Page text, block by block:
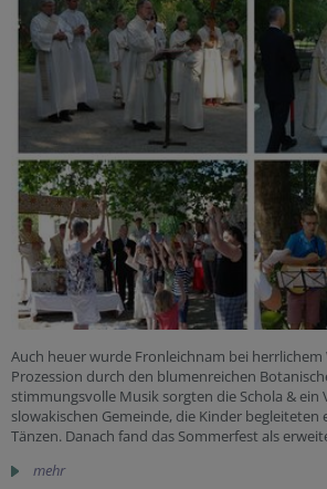
Auch heuer wurde Fronleichnam bei
Prozession durch den blumenreichen
stimmungsvolle Musik sorgten die Schola & ein
slowakischen Gemeinde, die Kinder begleiteten
Tänzen. Danach fand das Sommerfest als
mehr